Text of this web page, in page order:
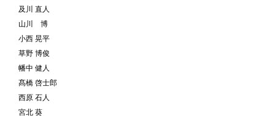
及川 直人
山川 博
小西 晃平
草野 博俊
幡中 健人
髙橋 啓士郎
西原 石人
宮北 葵